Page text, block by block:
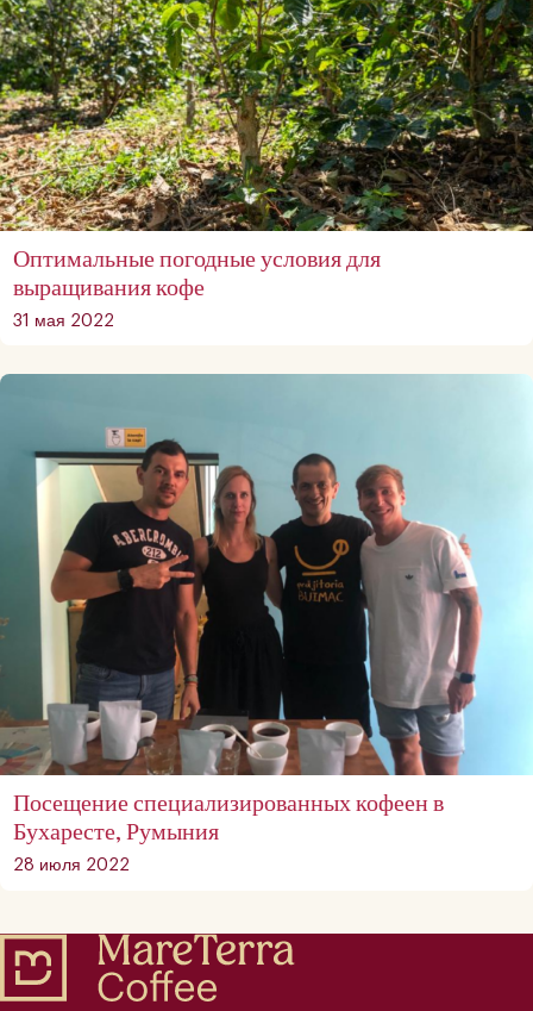
Оптимальные погодные условия для
выращивания кофе
31 мая 2022
Посещение специализированных кофеен в
Бухаресте, Румыния
28 июля 2022